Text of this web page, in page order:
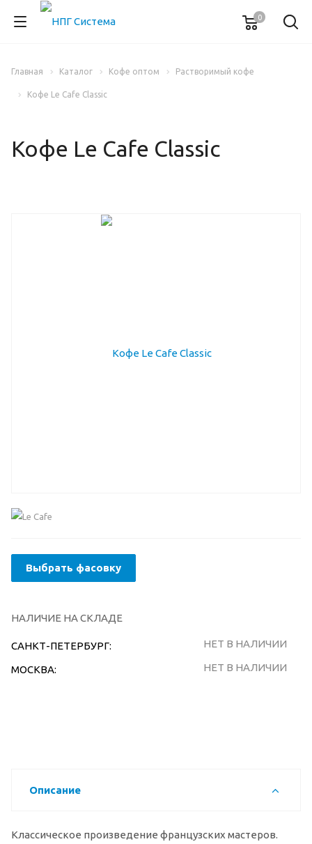
0
Главная Каталог Кофе оптом Растворимый кофе
Кофе Le Cafe Classic
Кофе Le Cafe Classic
Выбрать фасовку
НАЛИЧИЕ НА СКЛАДЕ
САНКТ-ПЕТЕРБУРГ: НЕТ В НАЛИЧИИ
МОСКВА: НЕТ В НАЛИЧИИ
Описание
Классическое произведение французских мастеров.